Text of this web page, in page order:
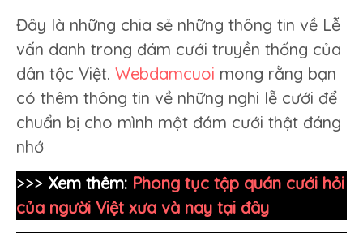
Đây là những chia sẻ những thông tin về Lễ
vấn danh trong đám cưới truyền thống của
dân tộc Việt. Webdamcuoi mong rằng bạn
có thêm thông tin về những nghi lễ cưới để
chuẩn bị cho mình một đám cưới thật đáng
nhớ
>>> Xem thêm: Phong tục tập quán cưới hỏi
của người Việt xưa và nay tại đây